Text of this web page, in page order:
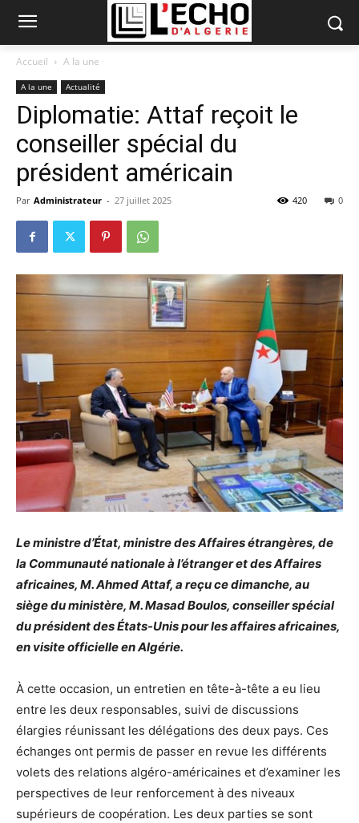
Accueil A la une
A la une Actualité
Diplomatie: Attaf reçoit le
conseiller spécial du
président américain
Par Administrateur - 27 juillet 2025 0
420
Le ministre d’État, ministre des Affaires étrangères, de
la Communauté nationale à l’étranger et des Affaires
africaines, M. Ahmed Attaf, a reçu ce dimanche, au
siège du ministère, M. Masad Boulos, conseiller spécial
du président des États-Unis pour les affaires africaines,
en visite officielle en Algérie.
À cette occasion, un entretien en tête-à-tête a eu lieu
entre les deux responsables, suivi de discussions
élargies réunissant les délégations des deux pays. Ces
échanges ont permis de passer en revue les différents
volets des relations algéro-américaines et d’examiner les
perspectives de leur renforcement à des niveaux
supérieurs de coopération. Les deux parties se sont